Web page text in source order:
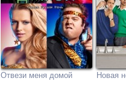
Отвези меня домой Новая